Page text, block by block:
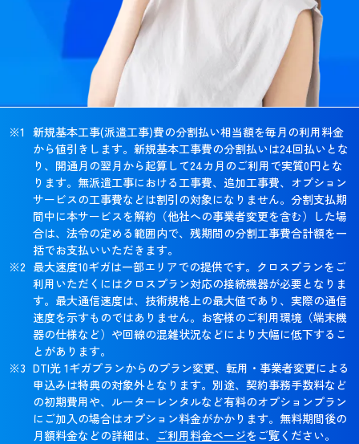
新規基本工事(派遣工事)費の分割払い相当額を毎月の利用料金
から値引きします。新規基本工事費の分割払いは24回払いとな
り、開通月の翌月から起算して24カ月のご利用で実質0円とな
ります。無派遣工事における工事費、追加工事費、オプション
サービスの工事費などは割引の対象になりません。分割支払期
間中に本サービスを解約（他社への事業者変更を含む）した場
合は、法令の定める範囲内で、残期間の分割工事費合計額を一
括でお支払いいただきます。
最大速度10ギガは一部エリアでの提供です。クロスプランをご
利用いただくにはクロスプラン対応の接続機器が必要となりま
す。最大通信速度は、技術規格上の最大値であり、実際の通信
速度を示すものではありません。お客様のご利用環境（端末機
器の仕様など）や回線の混雑状況などにより大幅に低下するこ
とがあります。
DTI光 1ギガプランからのプラン変更、転用・事業者変更による
申込みは特典の対象外となります。別途、契約事務手数料など
の初期費用や、ルーターレンタルなど有料のオプションプラン
にご加入の場合はオプション料金がかかります。無料期間後の
月額料金などの詳細は、 ご利用料金ページをご覧ください。